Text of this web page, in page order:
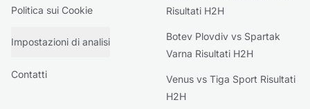
Politica sui Cookie
Impostazioni di analisi
Contatti
Risultati H2H
Botev Plovdiv vs Spartak
Varna Risultati H2H
Venus vs Tiga Sport Risultati
H2H